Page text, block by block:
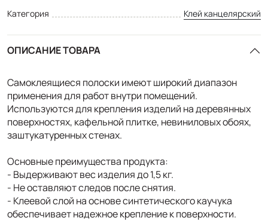
Категория
Клей канцелярский
ОПИСАНИЕ ТОВАРА
Самоклеящиеся полоски имеют широкий диапазон
применения для работ внутри помещений.
Используются для крепления изделий на деревянных
поверхностях, кафельной плитке, невиниловых обоях,
заштукатуренных стенах.
Основные преимущества продукта:
- Выдерживают вес изделия до 1,5 кг.
- Не оставляют следов после снятия.
- Клеевой слой на основе синтетического каучука
обеспечивает надежное крепление к поверхности.